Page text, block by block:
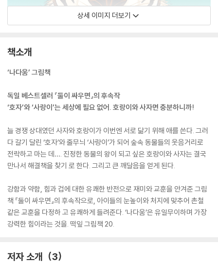
상세 이미지 더보기
책소개
‘나다움’ 그림책
독일 베스트셀러 『둘이 싸우면』의 후속작
‘호자’와 ‘사랑이’는 세상에 필요 없어. 호랑이와 사자면 충분하니까!
늘 경쟁 상대였던 사자와 호랑이가 이번엔 서로 닮기 위해 애를 쓴다. 그러
다 갈기 달린 ‘호자’와 줄무늬 ‘사랑이’가 되어 숲속 동물들의 웃음거리로
전락하고 마는 데…. 진정한 동물의 왕이 되고 싶은 호랑이와 사자는 결국
만나서 해결책을 찾기 로 한다. 그리고 큰 깨달음을 얻게 된다.
강함과 약함, 힘과 겁에 대한 유쾌한 반전으로 재미와 교훈을 안겨준 그림
책 『둘이 싸우면』의 후속작으로, 아이들의 눈높이와 처지에 맞추어 촌철
같은 교훈을 다정하 고 유쾌하게 들려준다. ‘나다움’은 유일무이하며 가장
강력한 힘이라는 것을. 떡잎 그림책 20.
저자 소개 3